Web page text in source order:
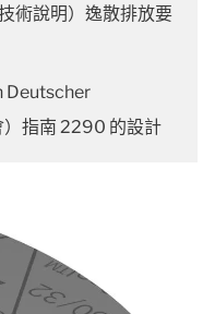
術說明）逸散排放要
Deutscher
指南 2290 的設計